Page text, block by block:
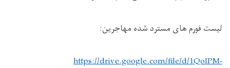
لیست فورم های مسترد شده مهاجرین:
https://drive.google.com/file/d/1QoIPM-